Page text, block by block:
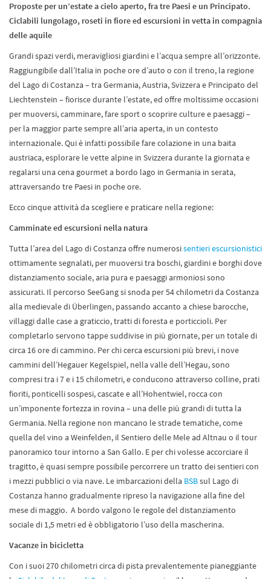
Proposte per un’estate a cielo aperto, fra tre Paesi e un Principato.
Ciclabili lungolago, roseti in fiore ed escursioni in vetta in compagnia
delle aquile
Grandi spazi verdi, meravigliosi giardini e l’acqua sempre all’orizzonte.
Raggiungibile dall’Italia in poche ore d’auto o con il treno, la regione
del Lago di Costanza – tra Germania, Austria, Svizzera e Principato del
Liechtenstein – fiorisce durante l’estate, ed offre moltissime occasioni
per muoversi, camminare, fare sport o scoprire culture e paesaggi –
per la maggior parte sempre all’aria aperta, in un contesto
internazionale. Qui è infatti possibile fare colazione in una baita
austriaca, esplorare le vette alpine in Svizzera durante la giornata e
regalarsi una cena gourmet a bordo lago in Germania in serata,
attraversando tre Paesi in poche ore.
Ecco cinque attività da scegliere e praticare nella regione:
Camminate ed escursioni nella natura
Tutta l’area del Lago di Costanza offre numerosisentieri escursionistici
ottimamente segnalati, per muoversi tra boschi, giardini e borghi dove
distanziamento sociale, aria pura e paesaggi armoniosi sono
assicurati. Il percorso SeeGang si snoda per 54 chilometri da Costanza
alla medievale di Überlingen, passando accanto a chiese barocche,
villaggi dalle case a graticcio, tratti di foresta e porticcioli. Per
completarlo servono tappe suddivise in più giornate, per un totale di
circa 16 ore di cammino. Per chi cerca escursioni più brevi, i nove
cammini dell’Hegauer Kegelspiel, nella valle dell’Hegau, sono
compresi tra i 7 e i 15 chilometri, e conducono attraverso colline, prati
fioriti, ponticelli sospesi, cascate e all’Hohentwiel, rocca con
un’imponente fortezza in rovina – una delle più grandi di tutta la
Germania. Nella regione non mancano le strade tematiche, come
quella del vino a Weinfelden, il Sentiero delle Mele ad Altnau o il tour
panoramico tour intorno a San Gallo. E per chi volesse accorciare il
tragitto, è quasi sempre possibile percorrere un tratto dei sentieri con
i mezzi pubblici o via nave. Le imbarcazioni della BSBsul Lago di
Costanza hanno gradualmente ripreso la navigazione alla fine del
mese di maggio. A bordo valgono le regole del distanziamento
sociale di 1,5 metri ed è obbligatorio l’uso della mascherina.
Vacanze in bicicletta
Con i suoi 270 chilometri circa di pista prevalentemente pianeggiante